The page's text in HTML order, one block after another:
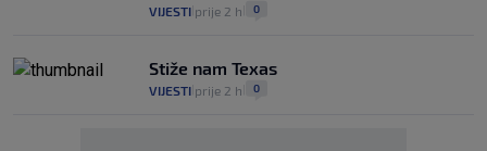
VIJESTI prije 2 h 0
Stiže nam Texas
VIJESTI prije 2 h 0